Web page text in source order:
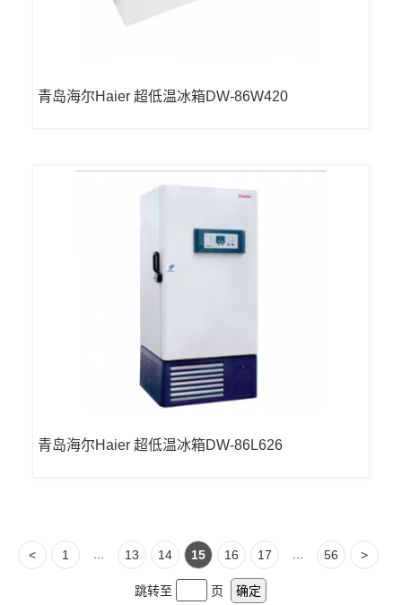
青岛海尔Haier 超低温冰箱DW-86W420
青岛海尔Haier 超低温冰箱DW-86L626
< 1 13 14 15 16 17 56 >
跳转至 页 确定